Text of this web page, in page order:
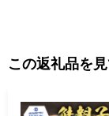
この返礼品を